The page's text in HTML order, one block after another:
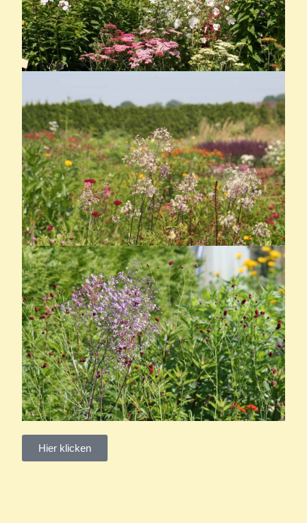
Hier klicken